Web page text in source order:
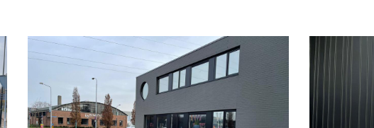
Bedrijfspand
Organische
Vormen
17
Bedrijfspand
Organische
Vormen
01